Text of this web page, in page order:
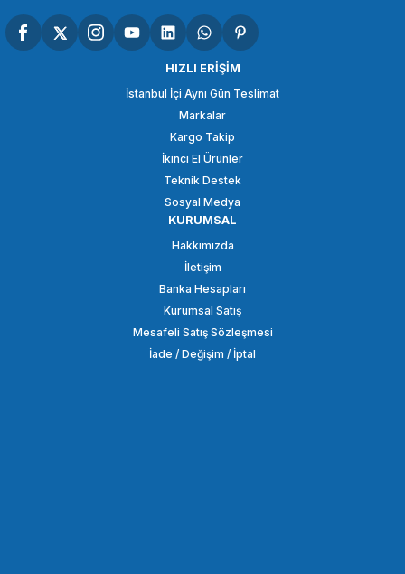
OEM
Canon EW54 18-55 mm F/3.5-5.6 IS STM Parasoley
SEPETE EKLE
Canon EW73II 24-85 mm f/3.5-4.5 Parasoley
HIZLI ERİŞİM
İstanbul İçi Aynı Gün Teslimat
Markalar
Kargo Takip
İkinci El Ürünler
Teknik Destek
Sosyal Medya
KURUMSAL
Hakkımızda
İletişim
Banka Hesapları
Kurumsal Satış
Mesafeli Satış Sözleşmesi
İade / Değişim / İptal